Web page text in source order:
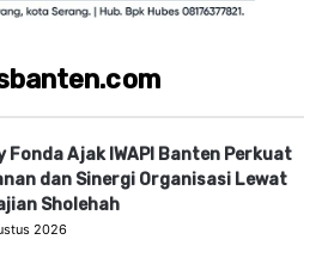
Fonda Ajak IWAPI Banten Perkuat
dan Sinergi Organisasi Lewat
Sholehah
2026